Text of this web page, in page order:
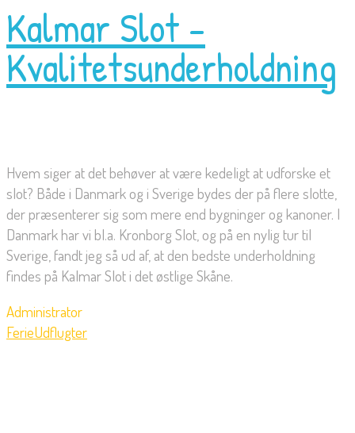
Kalmar Slot –
Kvalitetsunderholdning
Hvem siger at det behøver at være kedeligt at udforske et
slot? Både i Danmark og i Sverige bydes der på flere slotte,
der præsenterer sig som mere end bygninger og kanoner. I
Danmark har vi bl.a. Kronborg Slot, og på en nylig tur til
Sverige, fandt jeg så ud af, at den bedste underholdning
findes på Kalmar Slot i det østlige Skåne.
Administrator
FerieUdflugter